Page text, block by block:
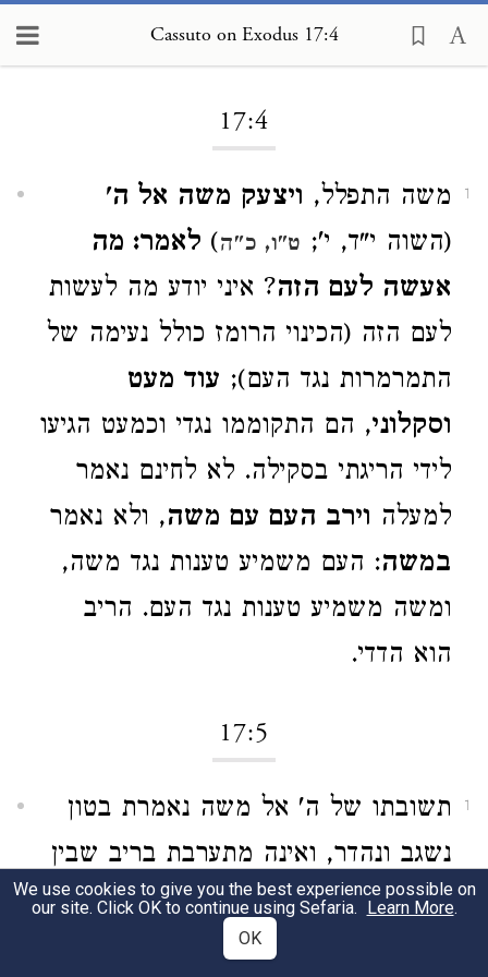
Cassuto on Exodus 17:4
17:4
1 משה התפלל, ויצעק משה אל ה'
(השוה י"ד, י'; ט"ו, כ"ה) לאמר: מה
אעשה לעם הזה? איני יודע מה לעשות
לעם הזה (הכינוי הרומז כולל נעימה של
התמרמרות נגד העם); עוד מעט
וסקלוני, הם התקוממו נגדי וכמעט הגיעו
לידי הריגתי בסקילה. לא לחינם נאמר
למעלה וירב העם עם משה, ולא נאמר‏
במשה: העם משמיע טענות נגד משה,
ומשה משמיע טענות נגד העם. הריב
הוא הדדי.
17:5
1
תשובתו של ה' אל משה נאמרת בטון
נשגב ונהדר, ואינה מתערבת בריב שבין
העם ומשה, לא בתלונות העם על משה
ולא בתלונות משה על העם: משל לאב
We use cookies to give you the best experience possible on
our site. Click OK to continue using Sefaria. Learn More.
OK